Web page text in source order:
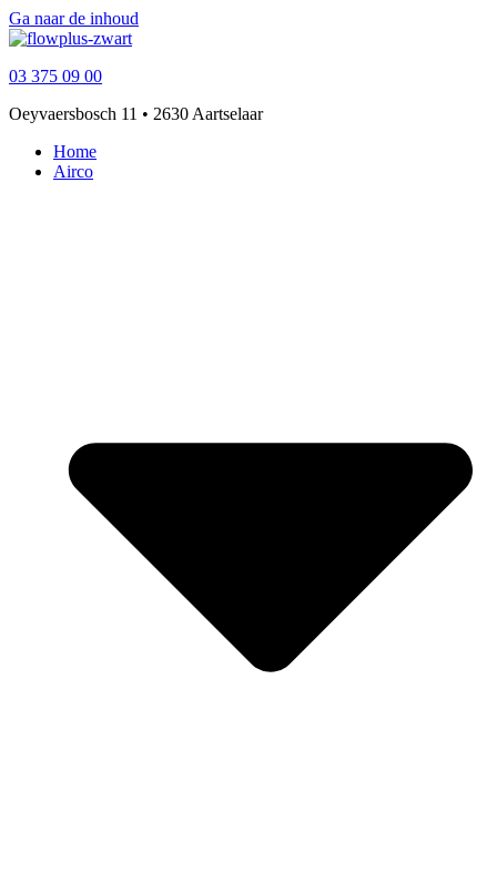
Ga naar de inhoud
03 375 09 00
Oeyvaersbosch 11 • 2630 Aartselaar
Home
Airco